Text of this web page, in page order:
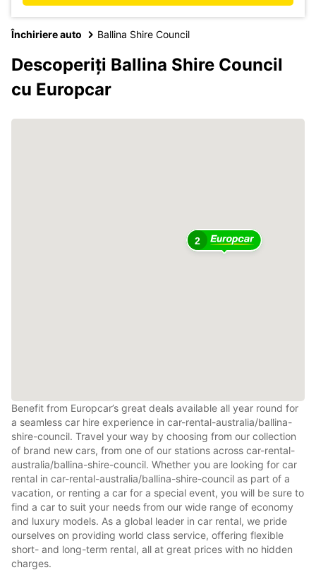
Închiriere auto Ballina Shire Council
Descoperiți Ballina Shire Council
cu Europcar
2
Benefit from Europcar’s great deals available all year round for
a seamless car hire experience in car-rental-australia/ballina-
shire-council. Travel your way by choosing from our collection
of brand new cars, from one of our stations across car-rental-
australia/ballina-shire-council. Whether you are looking for car
rental in car-rental-australia/ballina-shire-council as part of a
vacation, or renting a car for a special event, you will be sure to
find a car to suit your needs from our wide range of economy
and luxury models. As a global leader in car rental, we pride
ourselves on providing world class service, offering flexible
short- and long-term rental, all at great prices with no hidden
charges.